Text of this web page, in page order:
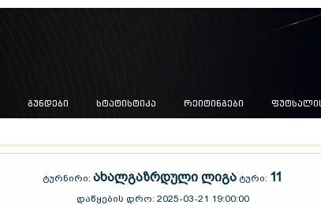
ᲒᲣᲜᲓᲔᲑᲘ ᲡᲢᲐᲢᲘᲡᲢᲘᲙᲐ ᲠᲔᲘᲢᲘᲜᲒᲔᲑᲘ
ტურნირი: ახალგაზრდული ლიგა ტური: 11
დაწყების დრო: 2025-03-21 19:00:00